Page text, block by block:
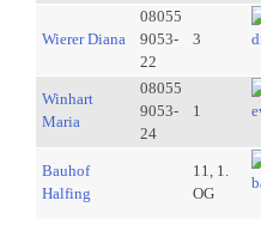
Wierer Diana
08055
9053-
22
3
Winhart
Maria
08055
9053-
24
1
Bauhof
Halfing
11, 1.
OG